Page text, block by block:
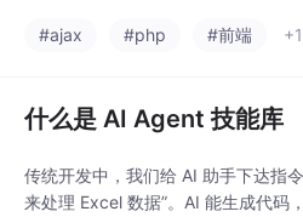
量），让同一台机器可以覆盖从聊天
#ajax #php #前端 +1
什么是 AI Agent 技能库
传统开发中，我们给 AI 助手下达指
来处理 Excel 数据”。AI 能生成代码